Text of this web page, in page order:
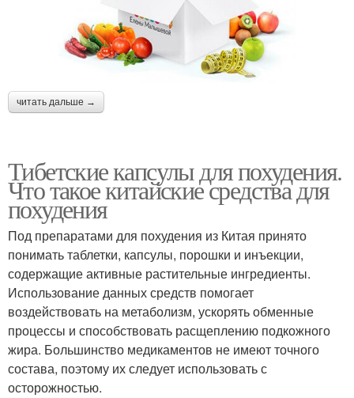
читать дальше →
Тибетские капсулы для похудения.
Что такое китайские средства для
похудения
Под препаратами для похудения из Китая принято
понимать таблетки, капсулы, порошки и инъекции,
содержащие активные растительные ингредиенты.
Использование данных средств помогает
воздействовать на метаболизм, ускорять обменные
процессы и способствовать расщеплению подкожного
жира. Большинство медикаментов не имеют точного
состава, поэтому их следует использовать с
осторожностью.